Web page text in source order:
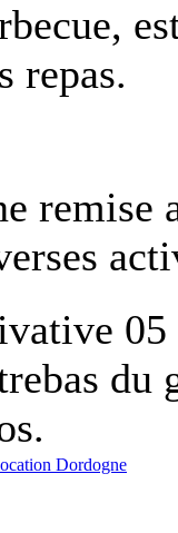
repas.
remise
05
Dordogne